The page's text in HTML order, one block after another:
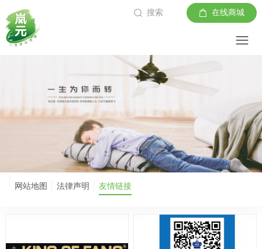
在线商城
搜索
网站地图 法律声明 友情链接